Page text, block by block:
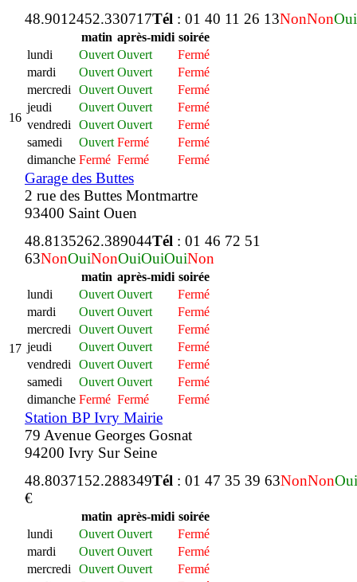
16
48.9012452.330717Tél : 01 40 11 26 13NonNonOui
matin après-midi soirée
lundi
Ouvert Ouvert
Fermé
mardi
Ouvert Ouvert
Fermé
mercredi
Ouvert Ouvert
Fermé
jeudi
Ouvert Ouvert
Fermé
vendredi
Ouvert Ouvert
Fermé
samedi
Ouvert Fermé
Fermé
dimanche Fermé Fermé Fermé
Garage des Buttes
2 rue des Buttes Montmartre
93400 Saint Ouen
17
48.8135262.389044Tél : 01 46 72 51
63NonOuiNonOuiOuiOuiNon
matin après-midi soirée
lundi
Ouvert Ouvert
Fermé
mardi
Ouvert Ouvert
Fermé
mercredi
Ouvert Ouvert
Fermé
jeudi
Ouvert Ouvert
Fermé
vendredi
Ouvert Ouvert
Fermé
samedi
Ouvert Ouvert
Fermé
dimanche Fermé Fermé Fermé
Station BP Ivry Mairie
79 Avenue Georges Gosnat
94200 Ivry Sur Seine
48.8037152.288349Tél : 01 47 35 39 63NonNonOui
€
matin après-midi soirée
lundi
Ouvert Ouvert
Fermé
mardi
Ouvert Ouvert
Fermé
mercredi
Ouvert Ouvert
Fermé